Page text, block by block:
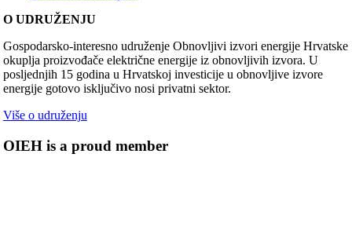
O UDRUŽENJU
Gospodarsko-interesno udruženje Obnovljivi izvori energije Hrvatske
okuplja proizvođače električne energije iz obnovljivih izvora. U
posljednjih 15 godina u Hrvatskoj investicije u obnovljive izvore
energije gotovo isključivo nosi privatni sektor.
Više o udruženju
OIEH is a proud member